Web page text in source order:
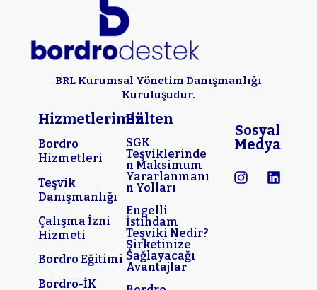
BRL Kurumsal Yönetim Danışmanlığı
Kuruluşudur.
Hizmetlerimiz
Bordro
Hizmetleri
Teşvik
Danışmanlığı
Çalışma İzni
Hizmeti
Bordro Eğitimi
Bordro-İK
Bülten
SGK
Teşviklerinde
n Maksimum
Yararlanmanı
n Yolları
Engelli
İstihdam
Teşviki Nedir?
Şirketinize
Sağlayacağı
Avantajlar
Sosyal
Medya